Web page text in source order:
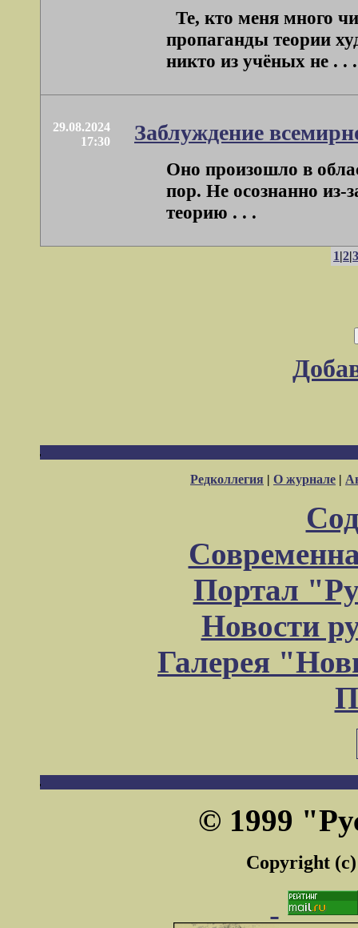
Те, кто меня много
пропаганды теории
никто из учёных не . . .
29.08.2024
17:30
Заблуждение
Оно произошло в
пор. Не осознанно из-
теорию . . .
1|2|3
Редколлегия | О журнале |
Портал
Новости
Галерея
© 1999
Copyright